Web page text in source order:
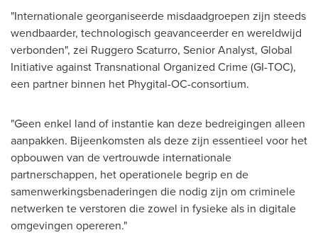
"Internationale georganiseerde misdaadgroepen zijn steeds
wendbaarder, technologisch geavanceerder en wereldwijd
verbonden", zei Ruggero Scaturro, Senior Analyst, Global
Initiative against Transnational Organized Crime (GI-TOC),
een partner binnen het Phygital-OC-consortium.
"Geen enkel land of instantie kan deze bedreigingen alleen
aanpakken. Bijeenkomsten als deze zijn essentieel voor het
opbouwen van de vertrouwde internationale
partnerschappen, het operationele begrip en de
samenwerkingsbenaderingen die nodig zijn om criminele
netwerken te verstoren die zowel in fysieke als in digitale
omgevingen opereren."